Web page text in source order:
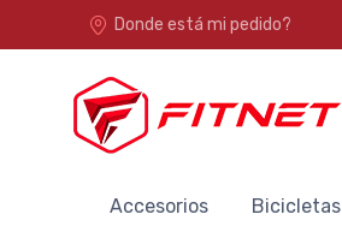
Donde está mi pedido?
Accesorios Bicicletas